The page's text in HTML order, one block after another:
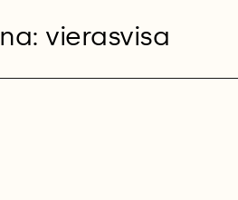
vierasvisa